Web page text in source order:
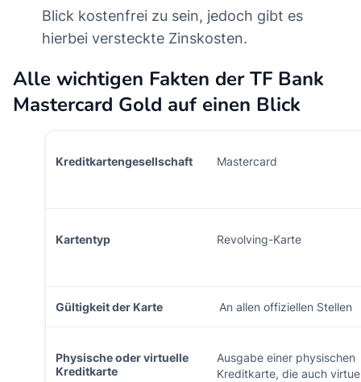
Blick kostenfrei zu sein, jedoch gibt es
hierbei versteckte Zinskosten.
Alle wichtigen Fakten der TF Bank
Mastercard Gold auf einen Blick
Kreditkartengesellschaft Mastercard
Kartentyp Revolving-Karte
Gültigkeit der Karte An allen offiziellen Stellen
Physische oder virtuelle
Kreditkarte
Ausgabe einer physischen
Kreditkarte, die auch